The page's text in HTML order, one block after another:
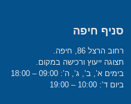
סניף חיפה
רחוב הרצל 86, חיפה.
תצוגה ייעוץ ורכישה במקום.
בימים א’, ב’, ג’, ה’: 09:00 – 18:00
ביום ד’: 10:00 – 19:00